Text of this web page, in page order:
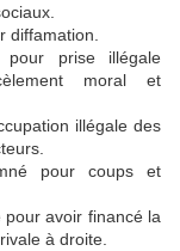
diffamation.
pour prise illégale
moral et
illégale des
pour coups et
avoir financé la
à droite.